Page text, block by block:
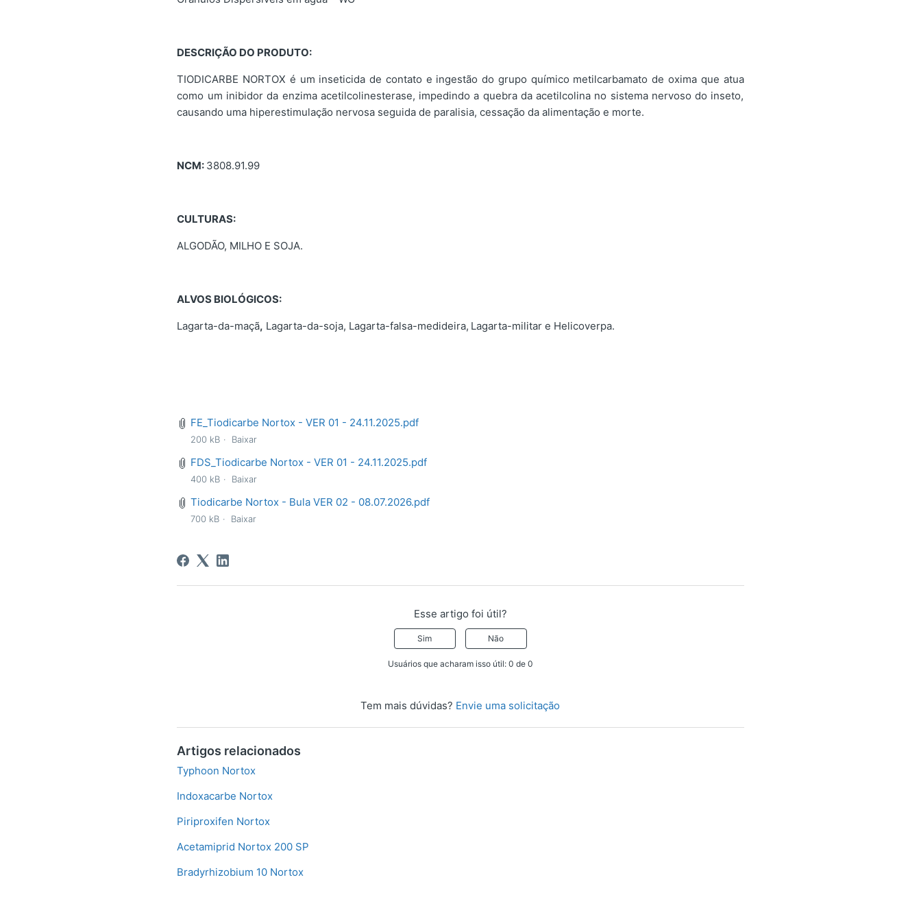
DESCRIÇÃO DO PRODUTO:
TIODICARBE NORTOX é um inseticida de contato e ingestão do grupo químico metilcarbamato de oxima que atua
como um inibidor da enzima acetilcolinesterase, impedindo a quebra da acetilcolina no sistema nervoso do inseto,
causando uma hiperestimulação nervosa seguida de paralisia, cessação da alimentação e morte.
NCM: 3808.91.99
CULTURAS:
ALGODÃO, MILHO E SOJA.
ALVOS BIOLÓGICOS:
Lagarta-da-maçã, Lagarta-da-soja, Lagarta-falsa-medideira, Lagarta-militar e Helicoverpa.
FE_Tiodicarbe Nortox - VER 01 - 24.11.2025.pdf
200 kB Baixar
FDS_Tiodicarbe Nortox - VER 01 - 24.11.2025.pdf
400 kB Baixar
Tiodicarbe Nortox - Bula VER 02 - 08.07.2026.pdf
700 kB Baixar
Esse artigo foi útil?
Sim Não
Usuários que acharam isso útil: 0 de 0
Tem mais dúvidas? Envie uma solicitação
Artigos relacionados
Typhoon Nortox
Indoxacarbe Nortox
Piriproxifen Nortox
Acetamiprid Nortox 200 SP
Bradyrhizobium 10 Nortox